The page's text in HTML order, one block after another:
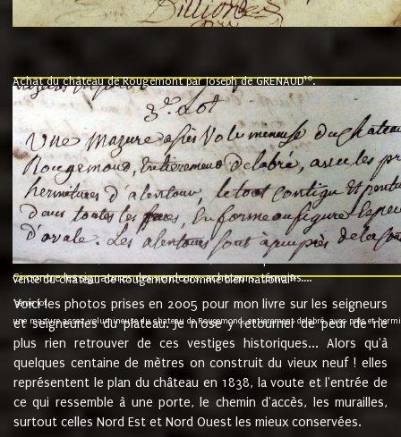
Achat du château de Rougemont par Joseph de GRENAUD10.
"l'an mil six cent soixante treze le ving neuvième jour du mois de
nommé fut présent Messire Claude Guillaume de Moyriat chevalier baron
vend, purement simplement et irrevocablement a monseigneur monsieur
et chavannes conseiller du roy au parlement de Bourgogne, present et
que le dit seigneur Baron de la Vellière a sur ses hommes, indivisables et
de la Velliere tout ainsi et comme le dit seigneur Baron et ses
présent......"
suivent les rentes, donation des terriers, etc... au prix de 880 livre louis
Ci contre les signatures des vendeurs, acheteurs, témoins....
vente du château de Rougemont comme bien national9.
"3ème lot
une mazure assez volumineuse du chateau de Rougemond, entierement delabré, avec près et
Voici les photos prises en 2005 pour mon livre sur les seigneurs
et seigneuries du plateau. Je n'ose y retourner de peur de ne
plus rien retrouver de ces vestiges historiques... Alors qu'à
quelques centaine de mètres on construit du vieux neuf ! elles
représentent le plan du château en 1838, la voute et l'entrée de
ce qui ressemble à une porte, le chemin d'accès, les murailles,
surtout celles Nord Est et Nord Ouest les mieux conservées.